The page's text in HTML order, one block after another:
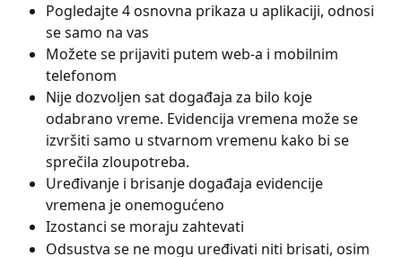
Pogledajte 4 osnovna prikaza u aplikaciji, odnosi
se samo na vas
Možete se prijaviti putem web-a i mobilnim
telefonom
Nije dozvoljen sat događaja za bilo koje
odabrano vreme. Evidencija vremena može se
izvršiti samo u stvarnom vremenu kako bi se
sprečila zloupotreba.
Uređivanje i brisanje događaja evidencije
vremena je onemogućeno
Izostanci se moraju zahtevati
Odsustva se ne mogu uređivati ​​niti brisati, osim